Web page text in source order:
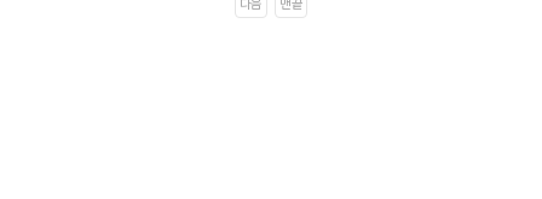
다음
맨끝